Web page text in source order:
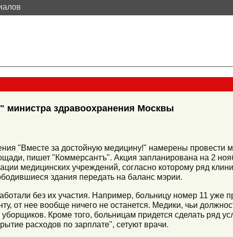
министра здравоохранения Москвы
"Вместе за достойную медицину!" намерены провести
пишет "Коммерсантъ". Акция запланирована на 2
медицинских учреждений, согласно которому ряд
здания передать на баланс мэрии.
без их участия. Например, больницу номер 11 уже
от нее вообще ничего не останется. Медики, чьи
Кроме того, больницам придется сделать ряд
расходов по зарплате", сетуют врачи.